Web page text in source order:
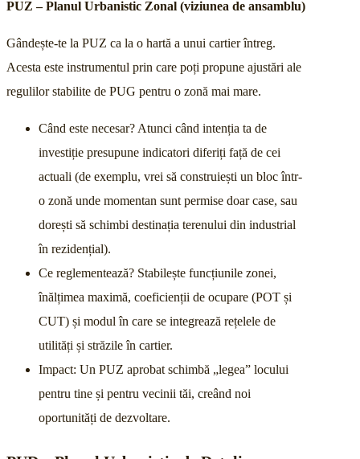
PUZ – Planul Urbanistic Zonal (viziunea de ansamblu)
Gândește-te la PUZ ca la o hartă a unui cartier întreg.
Acesta este instrumentul prin care poți propune ajustări ale
regulilor stabilite de PUG pentru o zonă mai mare.
Când este necesar? Atunci când intenția ta de
investiție presupune indicatori diferiți față de cei
actuali (de exemplu, vrei să construiești un bloc într-
o zonă unde momentan sunt permise doar case, sau
dorești să schimbi destinația terenului din industrial
în rezidențial).
Ce reglementează? Stabilește funcțiunile zonei,
înălțimea maximă, coeficienții de ocupare (POT și
CUT) și modul în care se integrează rețelele de
utilități și străzile în cartier.
Impact: Un PUZ aprobat schimbă „legea” locului
pentru tine și pentru vecinii tăi, creând noi
oportunități de dezvoltare.